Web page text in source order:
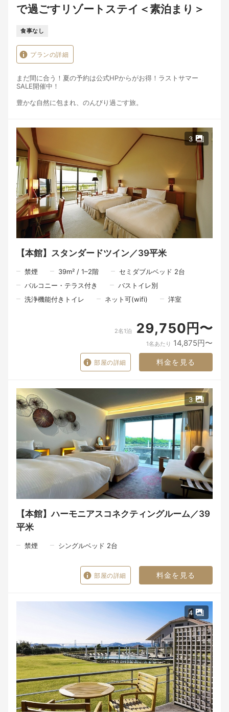
で過ごすリゾートステイ＜素泊まり＞
食事なし
プランの詳細
まだ間に合う！夏の予約は公式HPからがお得！ラストサマー
SALE開催中！
豊かな自然に包まれ、のんびり過ごす旅。
それだけで心が洗われるような気分に。
「阿那賀」ならではの優しい自然と静寂を体感ください。
本プランは部屋のみの予約。
夕食・朝食希望の方は事前にホテルへ。
【ガーデンプール】
夏限定の特別な楽しみ。潮風に包まれ心身をリフレッシュ。
■お車：淡路島南ICより約7分
◆夕食案内
夕食希望の方は事前にホテルまで。
満席や食材都合により予約不可の場合あり。早めの予約推奨。
内容：和の要素を加えた和洋折衷コースやイノベーティブ料理な
ど
※近隣飲食店は車で10～20分、予約推奨
■20:00以降の到着は、チェックイン手続きの都合上、ホテル
◆ドギー・ヴィラご利用のお客様
愛犬はホテル本館および食事会場にご同伴いただけません。お部
同行される愛犬の狂犬病と混合ワクチンの接種日を事前確認させ
て頂いております。事前にご準備をお願いいたします。詳細は公
式HPをご確認ください。
りする場合がございます。
※一部の専用プランを除き、ルームサービスはございません。
※駐車場は隣接していません。本館正面にございます駐車場を利
用いただき、わんちゃんやお荷物と共にホテル専用車で送迎を行
っております。
【愛犬用アメニティ】
ベッド（小型犬用）、ゲージ、フードボウル、ブランケット
エッグミニ、ウェットティッシュ、脱臭シーツ、トイレ、防臭ご
み箱
【ドギー・ガーデン】
利用時間：8時 ～ 17時
季節や天候により変更・休止の場合あり
■予約時にお知らせください
＜質問1＞ドギー・ヴィラをご予約の場合、公式HPの利用規約を
しくはFAXにてお戻しください。（FAX 0799-39-1191）
3
【本館】スタンダードツイン／39平米
禁煙 39m² / 1–2階
セミダブルベッド 2台
バルコニー・テラス付き
バストイレ別
洗浄機能付きトイレ
ネット可(wifi) 洋室
2名1泊 29,750円〜
1名あたり 14,875円〜
部屋の詳細 料金を見る
3
【本館】ハーモニアスコネクティングルーム／39
平米
禁煙 シングルベッド 2台
部屋の詳細 料金を見る
4